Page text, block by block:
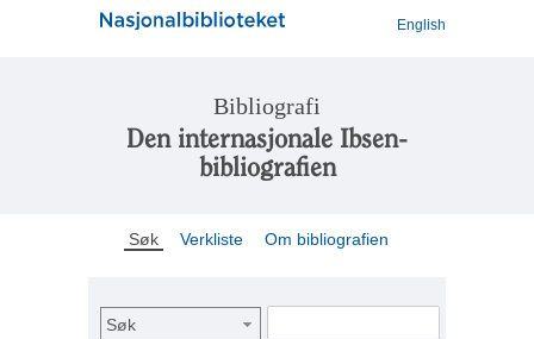
English
Bibliografi
Den internasjonale Ibsen-
bibliografien
Søk Verkliste Om bibliografien
Søk